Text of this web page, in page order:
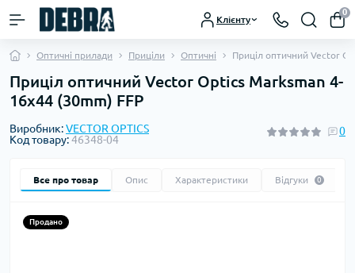
Клієнту
0
Оптичні прилади Приціли Оптичні Приціл оптичний Vector
Приціл оптичний Vector Optics Marksman 4-
16x44 (30mm) FFP
Виробник:VECTOR OPTICS
Код товару:46348-04
0
Все про товар Опис Характеристики Відгуки 0
Продано